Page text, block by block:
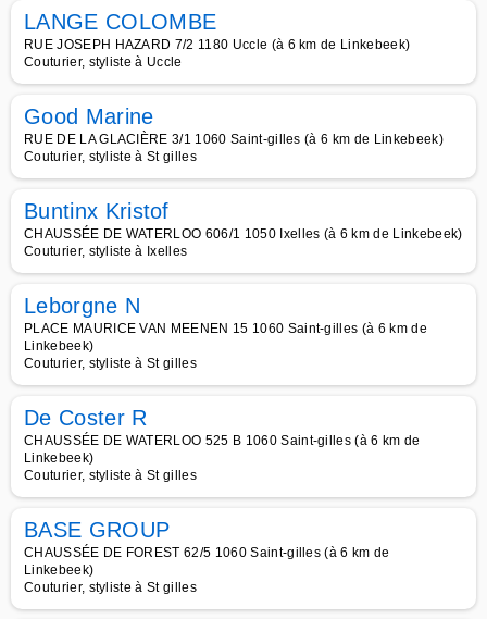
LANGE COLOMBE
RUE JOSEPH HAZARD 7/2 1180 Uccle (à 6 km de Linkebeek)
Couturier, styliste à Uccle
Good Marine
RUE DE LA GLACIÈRE 3/1 1060 Saint-gilles (à 6 km de Linkebeek)
Couturier, styliste à St gilles
Buntinx Kristof
CHAUSSÉE DE WATERLOO 606/1 1050 Ixelles (à 6 km de Linkebeek)
Couturier, styliste à Ixelles
Leborgne N
PLACE MAURICE VAN MEENEN 15 1060 Saint-gilles (à 6 km de
Linkebeek)
Couturier, styliste à St gilles
De Coster R
CHAUSSÉE DE WATERLOO 525 B 1060 Saint-gilles (à 6 km de
Linkebeek)
Couturier, styliste à St gilles
BASE GROUP
CHAUSSÉE DE FOREST 62/5 1060 Saint-gilles (à 6 km de
Linkebeek)
Couturier, styliste à St gilles